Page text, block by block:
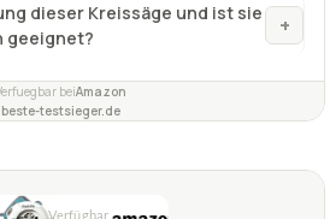
dieser Kreissäge und ist sie
geeignet?
+
beiAmazon
beste-testsieger.de